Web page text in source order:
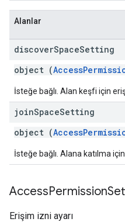
Alanlar
discoverSpaceSetting
object (
İsteğe bağlı. Alan keşfi için
joinSpaceSetting
object (
İsteğe bağlı. Alana katılma
AccessPermission
Erişim izni ayarı